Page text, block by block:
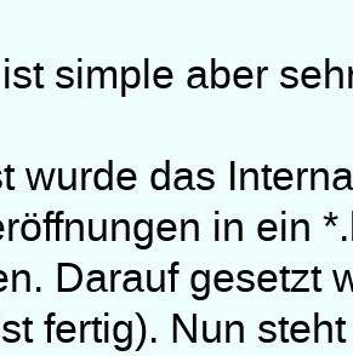
simple aber
wurde das
in ein
Darauf gesetzt
fertig). Nun